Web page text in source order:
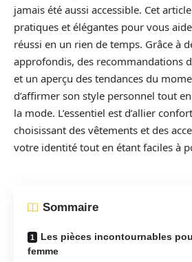
jamais été aussi accessible. Cet
pratiques et élégantes pour vous
réussi en un rien de temps. Grâce à
approfondis, des recommandations
et un aperçu des tendances du
d’affirmer son style personnel tout
la mode. L’essentiel est d’allier
choisissant des vêtements et des
votre identité tout en étant faciles à
Sommaire
Les pièces incontournables
femme